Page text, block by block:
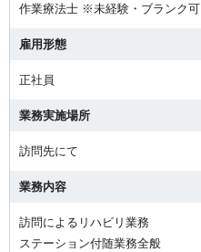
作業療法士 ※未経験・ブランク可
雇用形態
正社員
業務実施場所
訪問先にて
業務内容
訪問によるリハビリ業務
ステーション付随業務全般